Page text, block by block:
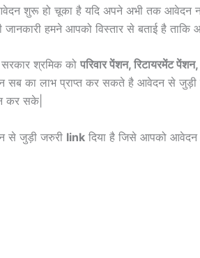
शुरू हो चूका है यदि अपने अभी तक आवेदन
हमने आपको विस्तार से बताई है
श्रमिक को परिवार पेंशन, रिटायरमेंट
का लाभ प्राप्त कर सकते है आवेदन से जुड़ी
कर सके|
से जुड़ी जरुरी link दिया है जिसे आपको